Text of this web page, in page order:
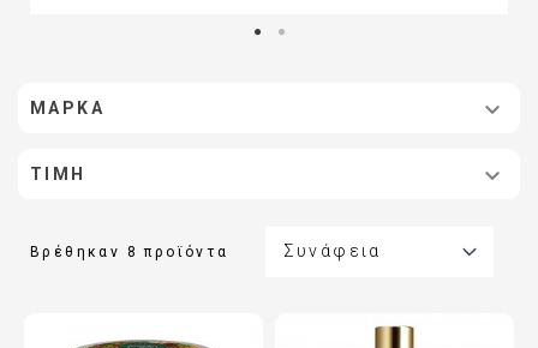
ΜΆΡΚΑ 
ΤΙΜΉ 
Βρέθηκαν 8 προϊόντα Συνάφεια 